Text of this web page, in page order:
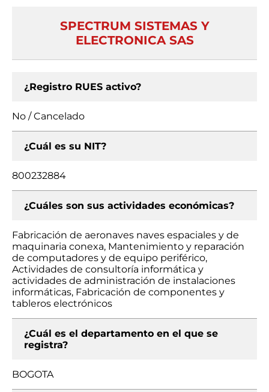
SPECTRUM SISTEMAS Y
ELECTRONICA SAS
¿Registro RUES activo?
No / Cancelado
¿Cuál es su NIT?
800232884
¿Cuáles son sus actividades económicas?
Fabricación de aeronaves naves espaciales y de
maquinaria conexa, Mantenimiento y reparación
de computadores y de equipo periférico,
Actividades de consultoría informática y
actividades de administración de instalaciones
informáticas, Fabricación de componentes y
tableros electrónicos
¿Cuál es el departamento en el que se
registra?
BOGOTA